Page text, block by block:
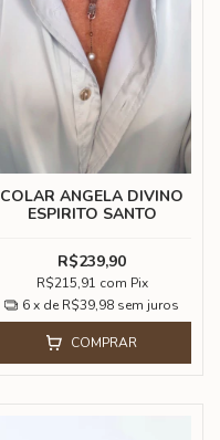
COLAR ANGELA DIVINO
ESPIRITO SANTO
R$239,90
R$215,91 com Pix
6 x de R$39,98 sem juros
COMPRAR